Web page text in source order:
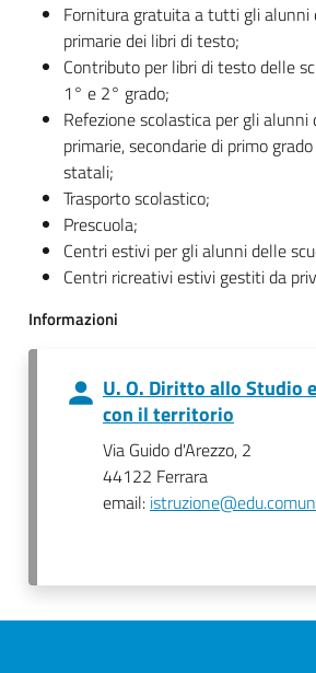
Fornitura gratuita a tutti gli alunni
primarie dei libri di testo;
Contributo per libri di testo delle
1° e 2° grado;
Refezione scolastica per gli alunni
primarie, secondarie di primo
statali;
Trasporto scolastico;
Prescuola;
Centri estivi per gli alunni delle
Centri ricreativi estivi gestiti da
Informazioni
U. O. Diritto allo Studio
con il territorio
Via Guido d'Arezzo, 2
44122 Ferrara
email: